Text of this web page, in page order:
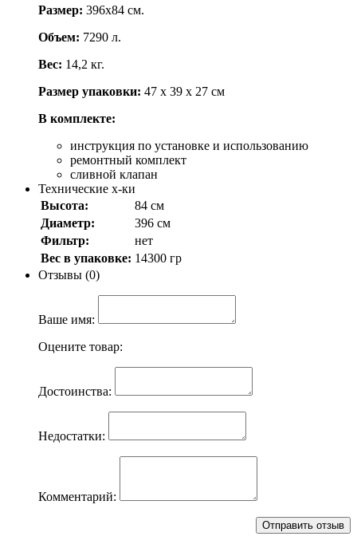
Размер: 396х84 см.
Объем: 7290 л.
Вес: 14,2 кг.
Размер упаковки: 47 х 39 х 27 см
В комплекте:
инструкция по установке и использованию
ремонтный комплект
сливной клапан
Технические х-ки
Высота:
84 см
Диаметр:
396 см
Фильтр:
нет
Вес в упаковке: 14300 гр
Отзывы (0)
Ваше имя:
Оцените товар:
Достоинства:
Недостатки:
Комментарий: